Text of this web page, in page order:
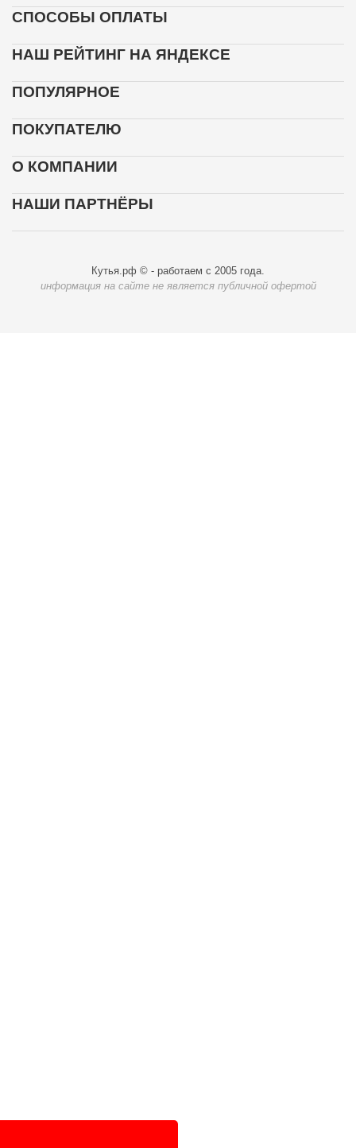
СПОСОБЫ ОПЛАТЫ
НАШ РЕЙТИНГ НА ЯНДЕКСЕ
ПОПУЛЯРНОЕ
ПОКУПАТЕЛЮ
О КОМПАНИИ
НАШИ ПАРТНЁРЫ
Кутья.рф © - работаем с 2005 года.
информация на сайте не является публичной офертой